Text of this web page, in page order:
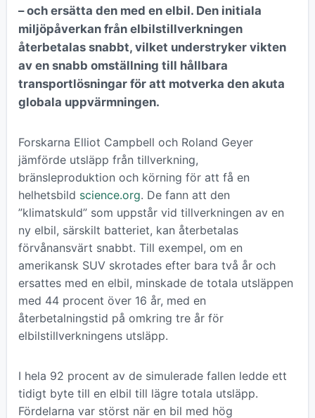
– och ersätta den med en elbil. Den initiala
miljöpåverkan från elbilstillverkningen
återbetalas snabbt, vilket understryker vikten
av en snabb omställning till hållbara
transportlösningar för att motverka den akuta
globala uppvärmningen.
Forskarna Elliot Campbell och Roland Geyer
jämförde utsläpp från tillverkning,
bränsleproduktion och körning för att få en
helhetsbild science.org. De fann att den
”klimatskuld” som uppstår vid tillverkningen av en
ny elbil, särskilt batteriet, kan återbetalas
förvånansvärt snabbt. Till exempel, om en
amerikansk SUV skrotades efter bara två år och
ersattes med en elbil, minskade de totala utsläppen
med 44 procent över 16 år, med en
återbetalningstid på omkring tre år för
elbilstillverkningens utsläpp.
I hela 92 procent av de simulerade fallen ledde ett
tidigt byte till en elbil till lägre totala utsläpp.
Fördelarna var störst när en bil med hög